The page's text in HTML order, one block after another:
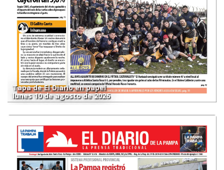
Tapa de El Diario en papel
lunes 10 de agosto de 2026